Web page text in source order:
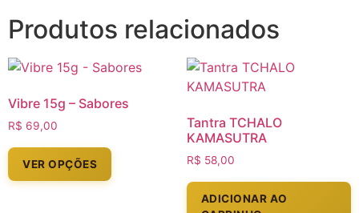
Produtos relacionados
Vibre 15g – Sabores
R$ 69,00
VER OPÇÕES
Tantra TCHALO
KAMASUTRA
R$ 58,00
ADICIONAR AO